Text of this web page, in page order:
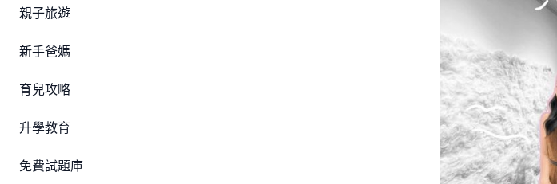
親子旅遊
新手爸媽
育兒攻略
升學教育
免費試題庫